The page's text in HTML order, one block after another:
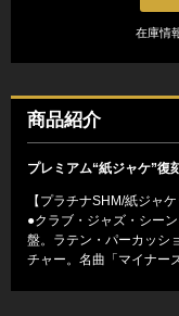
在庫情
商品紹介
プレミアム“紙ジャケ”復
【プラチナSHM/紙ジャケ
●クラブ・ジャズ・シー
盤。ラテン・パーカッシ
チャー。名曲「マイナー